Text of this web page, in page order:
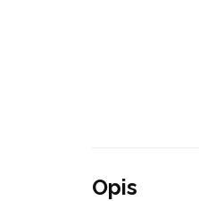
Opis